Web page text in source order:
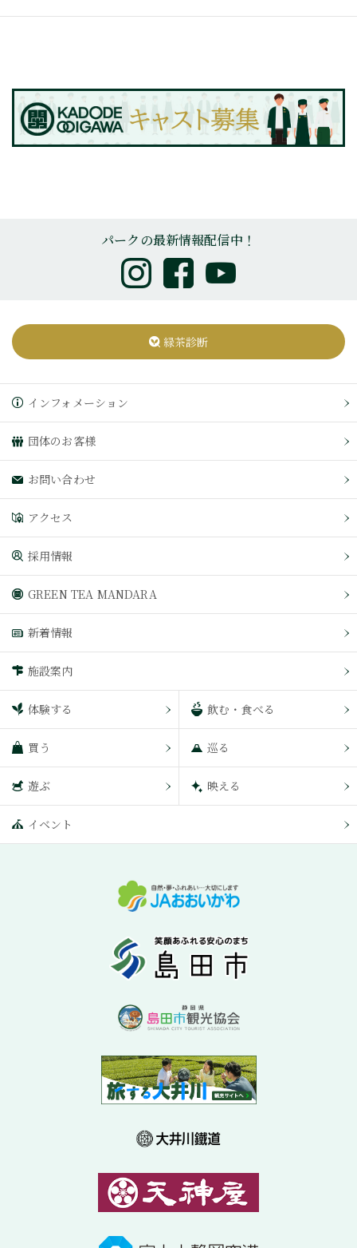
パークの最新情報配信中！
緑茶診断
インフォメーション
団体のお客様
お問い合わせ
アクセス
採用情報
GREEN TEA MANDARA
新着情報
施設案内
体験する 飲む・食べる
買う 巡る
遊ぶ 映える
イベント